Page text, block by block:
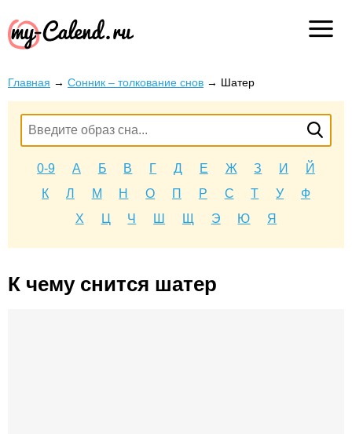
Главная → Сонник – толкование снов → Шатер
0-9 А Б В Г Д Е Ж З И
Й
К
Л М Н О П Р С Т У
Ф
Х
Ц Ч Ш Щ Э Ю Я
К чему снится шатер